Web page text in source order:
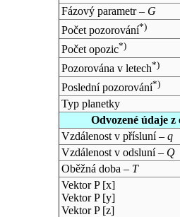
Fázový parametr – G
Počet pozorování*)
Počet opozic*)
Pozorována v letech*)
Poslední pozorování*)
Typ planetky
Odvozené údaje
Vzdálenost v přísluní – q
Vzdálenost v odsluní – Q
Oběžná doba – T
Vektor P [x]
Vektor P [y]
Vektor P [z]